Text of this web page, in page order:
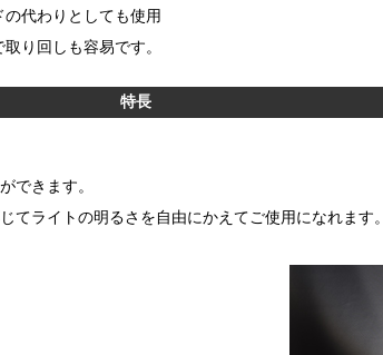
代わりとしても使用
り回しも容易です。
特長
できます。
ライトの明るさを自由にかえてご使用になれます。